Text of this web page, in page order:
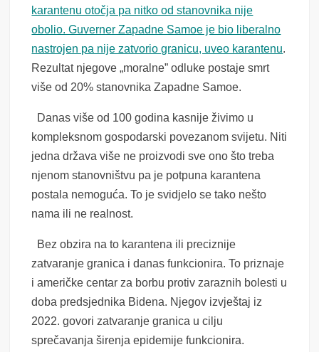
karantenu otočja pa nitko od stanovnika nije
obolio. Guverner Zapadne Samoe je bio liberalno
nastrojen pa nije zatvorio granicu, uveo karantenu.
Rezultat njegove „moralne” odluke postaje smrt
više od 20% stanovnika Zapadne Samoe.
Danas više od 100 godina kasnije živimo u
kompleksnom gospodarski povezanom svijetu. Niti
jedna država više ne proizvodi sve ono što treba
njenom stanovništvu pa je potpuna karantena
postala nemoguća. To je svidjelo se tako nešto
nama ili ne realnost.
Bez obzira na to karantena ili preciznije
zatvaranje granica i danas funkcionira. To priznaje
i američke centar za borbu protiv zaraznih bolesti u
doba predsjednika Bidena. Njegov izvještaj iz
2022. govori zatvaranje granica u cilju
sprečavanja širenja epidemije funkcionira.